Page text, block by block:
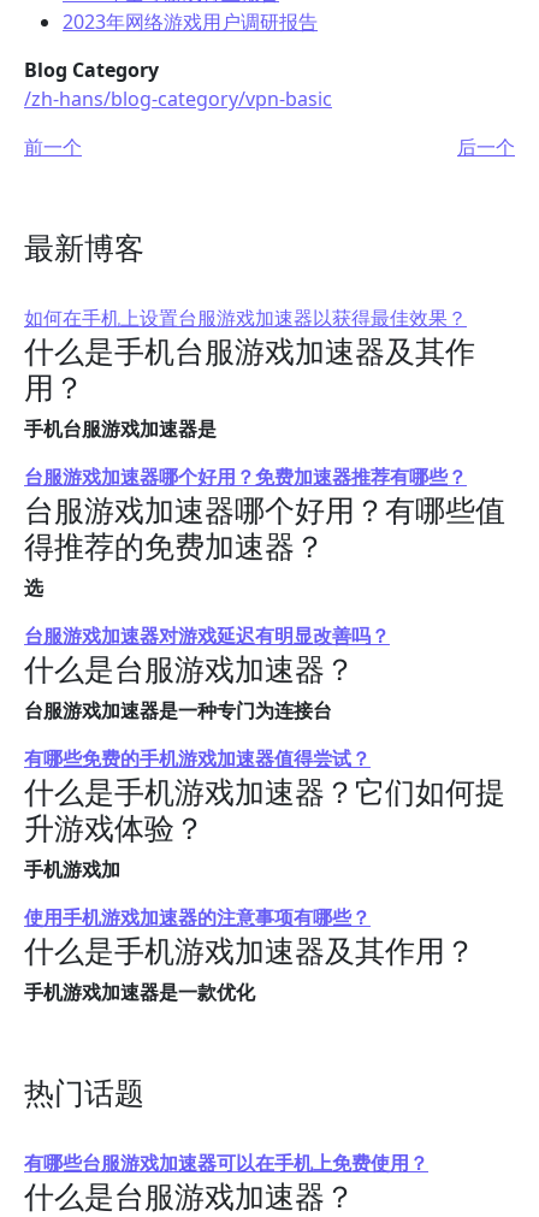
2023年网络游戏用户调研报告
Blog Category
/zh-hans/blog-category/vpn-basic
前一个
后一个
最新博客
如何在手机上设置台服游戏加速器以获得最佳效果？
什么是手机台服游戏加速器及其作
用？
手机台服游戏加速器是
台服游戏加速器哪个好用？免费加速器推荐有哪些？
台服游戏加速器哪个好用？有哪些值
得推荐的免费加速器？
选
台服游戏加速器对游戏延迟有明显改善吗？
什么是台服游戏加速器？
台服游戏加速器是一种专门为连接台
有哪些免费的手机游戏加速器值得尝试？
什么是手机游戏加速器？它们如何提
升游戏体验？
手机游戏加
使用手机游戏加速器的注意事项有哪些？
什么是手机游戏加速器及其作用？
手机游戏加速器是一款优化
热门话题
有哪些台服游戏加速器可以在手机上免费使用？
什么是台服游戏加速器？